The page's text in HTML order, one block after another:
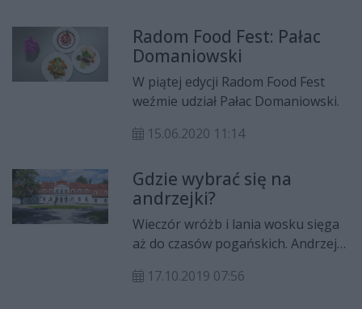
dań.
Radom Food Fest: Pałac
Domaniowski
W piątej edycji Radom Food Fest
weźmie udział Pałac Domaniowski.
15.06.2020 11:14
Gdzie wybrać się na
andrzejki?
Wieczór wróżb i lania wosku sięga
aż do czasów pogańskich. Andrzejki
Polsce, ale też (pod innymi
17.10.2019 07:56